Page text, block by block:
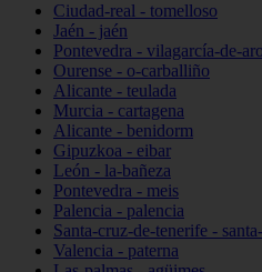
Ciudad-real - tomelloso
Jaén - jaén
Pontevedra - vilagarcía-de-
Ourense - o-carballiño
Alicante - teulada
Murcia - cartagena
Alicante - benidorm
Gipuzkoa - eibar
León - la-bañeza
Pontevedra - meis
Palencia - palencia
Santa-cruz-de-tenerife -
Valencia - paterna